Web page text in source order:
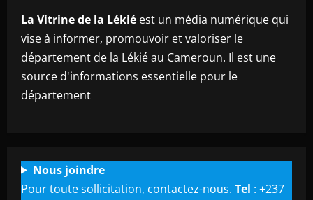
La Vitrine de la Lékié est un média numérique qui
vise à informer, promouvoir et valoriser le
département de la Lékié au Cameroun. Il est une
source d'informations essentielle pour le
département
Nous joindre
Pour toute sollicitation, contactez-nous. Tel : +237